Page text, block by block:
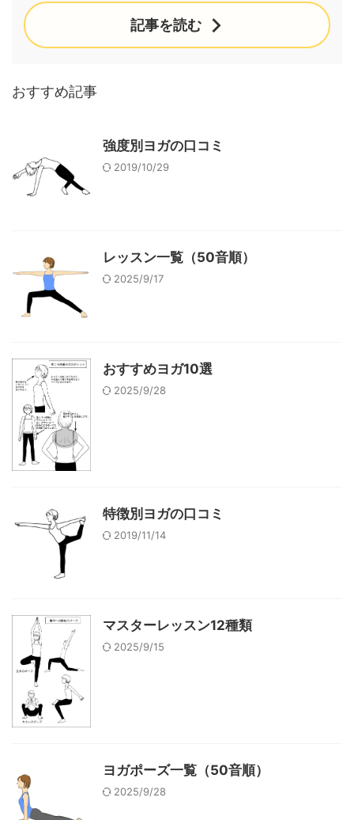
記事を読む
おすすめ記事
強度別ヨガの口コミ
2019/10/29
レッスン一覧（50音順）
2025/9/17
おすすめヨガ10選
2025/9/28
特徴別ヨガの口コミ
2019/11/14
マスターレッスン12種類
2025/9/15
ヨガポーズ一覧（50音順）
2025/9/28